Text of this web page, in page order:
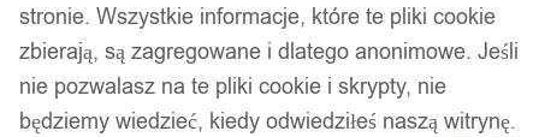
stronie. Wszystkie informacje, które te pliki cookie
zbierają, są zagregowane i dlatego anonimowe. Jeśli
nie pozwalasz na te pliki cookie i skrypty, nie
będziemy wiedzieć, kiedy odwiedziłeś naszą witrynę.